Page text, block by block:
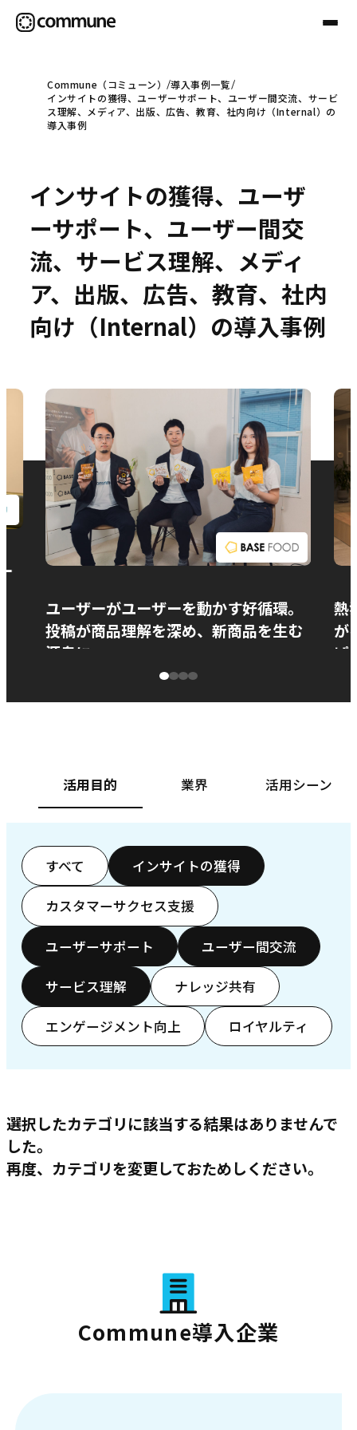
Communeについて
事例
お役立ち情報
お問い合わせ
Commune（コミューン）
導入事例一覧
インサイトの獲得、ユーザーサポート、ユーザー間交流、サービ
ス理解、メディア、出版、広告、教育、社内向け（Internal）の
導入事例
インサイトの獲得、ユーザ
ーサポート、ユーザー間交
流、サービス理解、メディ
ア、出版、広告、教育、社内
向け（Internal）の導入事例
ユーザーがユーザーを動かす好循環。
投稿が商品理解を深め、新商品を生む
源泉に
熱
が
ぱ
活用目的 業界 活用シーン
すべて インサイトの獲得
カスタマーサクセス支援
ユーザーサポート ユーザー間交流
サービス理解 ナレッジ共有
エンゲージメント向上 ロイヤルティ
選択したカテゴリに該当する結果はありませんで
した。
再度、カテゴリを変更しておためしください。
Commune導入企業